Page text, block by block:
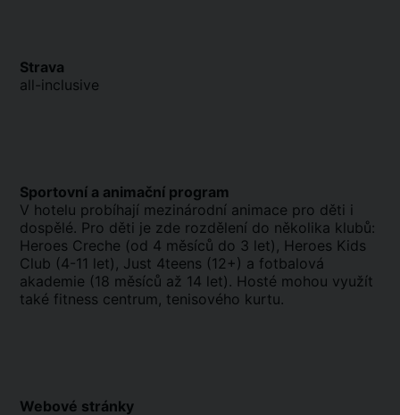
Strava
all-inclusive
Sportovní a animační program
V hotelu probíhají mezinárodní animace pro děti i
dospělé. Pro děti je zde rozdělení do několika klubů:
Heroes Creche (od 4 měsíců do 3 let), Heroes Kids
Club (4-11 let), Just 4teens (12+) a fotbalová
akademie (18 měsíců až 14 let). Hosté mohou využít
také fitness centrum, tenisového kurtu.
Webové stránky